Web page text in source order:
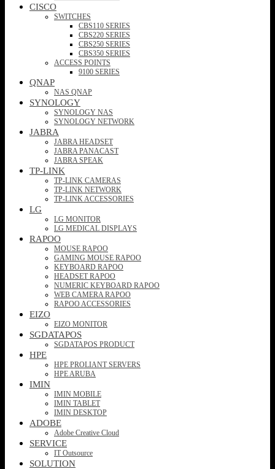
CISCO
SWITCHES
CBS110 SERIES
CBS220 SERIES
CBS250 SERIES
CBS350 SERIES
ACCESS POINTS
9100 SERIES
QNAP
NAS QNAP
SYNOLOGY
SYNOLOGY NAS
SYNOLOGY NETWORK
JABRA
JABRA HEADSET
JABRA PANACAST
JABRA SPEAK
TP-LINK
TP-LINK CAMERAS
TP-LINK NETWORK
TP-LINK ACCESSORIES
LG
LG MONITOR
LG MEDICAL DISPLAYS
RAPOO
MOUSE RAPOO
GAMING MOUSE RAPOO
KEYBOARD RAPOO
HEADSET RAPOO
NUMERIC KEYBOARD RAPOO
WEB CAMERA RAPOO
RAPOO ACCESSORIES
EIZO
EIZO MONITOR
SGDATAPOS
SGDATAPOS PRODUCT
HPE
HPE PROLIANT SERVERS
HPE ARUBA
IMIN
IMIN MOBILE
IMIN TABLET
IMIN DESKTOP
ADOBE
Adobe Creative Cloud
SERVICE
IT Outsource
SOLUTION